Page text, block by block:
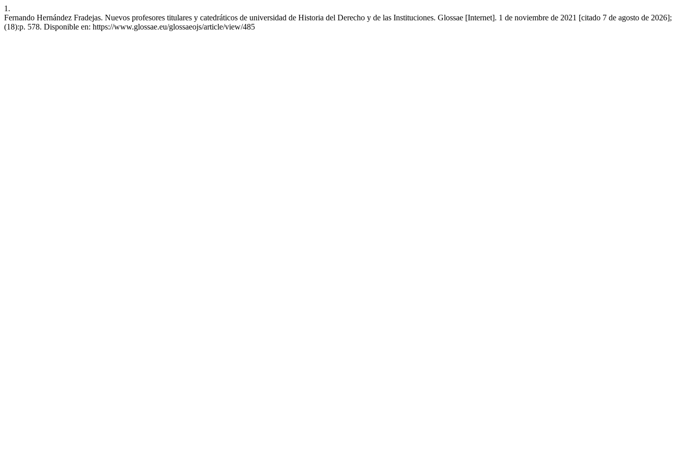
1.
Fernando Hernández Fradejas. Nuevos profesores titulares y catedráticos de universidad de Historia del Derecho y de las Instituciones. Glossae [Internet]. 1 de noviembre de 2021 [citado 7 de agosto de 2026];
(18):p. 578. Disponible en: https://www.glossae.eu/glossaeojs/article/view/485